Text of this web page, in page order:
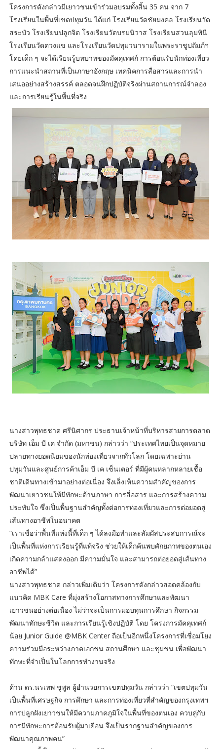
โครงการดังกล่าวมีเยาวชนเข้าร่วมอบรมทั้งสิ้น 35 คน จาก 7
โรงเรียนในพื้นที่เขตปทุมวัน ได้แก่ โรงเรียนวัดชัยมงคล โรงเรียนวัด
สระบัว โรงเรียนปลูกจิต โรงเรียนวัดบรมนิวาส โรงเรียนสวนลุมพินี
โรงเรียนวัดดวงแข และโรงเรียนวัดปทุมวนารามในพระราชูปถัมภ์ฯ
โดยเด็ก ๆ จะได้เรียนรู้บทบาทของมัคคุเทศก์ การต้อนรับนักท่องเที่ยว
การแนะนำสถานที่เป็นภาษาอังกฤษ เทคนิคการสื่อสารและการนำ
เสนออย่างสร้างสรรค์ ตลอดจนฝึกปฏิบัติจริงผ่านสถานการณ์จำลอง
และการเรียนรู้ในพื้นที่จริง
นางสาวพุทธชาด ศรีนิศากร ประธานเจ้าหน้าที่บริหารสายการตลาด
บริษัท เอ็ม บี เค จำกัด (มหาชน) กล่าวว่า “ประเทศไทยเป็นจุดหมาย
ปลายทางยอดนิยมของนักท่องเที่ยวจากทั่วโลก โดยเฉพาะย่าน
ปทุมวันและศูนย์การค้าเอ็ม บี เค เซ็นเตอร์ ที่มีผู้คนหลากหลายเชื้อ
ชาติเดินทางเข้ามาอย่างต่อเนื่อง จึงเล็งเห็นความสำคัญของการ
พัฒนาเยาวชนให้มีทักษะด้านภาษา การสื่อสาร และการสร้างความ
ประทับใจ ซึ่งเป็นพื้นฐานสำคัญทั้งต่อการท่องเที่ยวและการต่อยอดสู่
เส้นทางอาชีพในอนาคต
“เราเชื่อว่าพื้นที่แห่งนี้ที่เด็ก ๆ ได้ลงมือทำและสัมผัสประสบการณ์จะ
เป็นพื้นที่แห่งการเรียนรู้ที่แท้จริง ช่วยให้เด็กค้นพบศักยภาพของตนเอง
เกิดความกล้าแสดงออก มีความมั่นใจ และสามารถต่อยอดสู่เส้นทาง
อาชีพได้”
นางสาวพุทธชาด กล่าวเพิ่มเติมว่า โครงการดังกล่าวสอดคล้องกับ
แนวคิด MBK Care ที่มุ่งสร้างโอกาสทางการศึกษาและพัฒนา
เยาวชนอย่างต่อเนื่อง ไม่ว่าจะเป็นการมอบทุนการศึกษา กิจกรรม
พัฒนาทักษะชีวิต และการเรียนรู้เชิงปฏิบัติ โดย โครงการมัคคุเทศก์
น้อย Junior Guide @MBK Center ถือเป็นอีกหนึ่งโครงการที่เชื่อมโยง
ความร่วมมือระหว่างภาคเอกชน สถานศึกษา และชุมชน เพื่อพัฒนา
ทักษะที่จำเป็นในโลกการทำงานจริง
ด้าน ดร.นรเทพ ชูพูล ผู้อำนวยการเขตปทุมวัน กล่าวว่า “เขตปทุมวัน
เป็นพื้นที่เศรษฐกิจ การศึกษา และการท่องเที่ยวที่สำคัญของกรุงเทพฯ
การปลูกฝังเยาวชนให้มีความภาคภูมิใจในพื้นที่ของตนเอง ควบคู่กับ
การมีทักษะการต้อนรับผู้มาเยือน จึงเป็นรากฐานสำคัญของการ
พัฒนาคุณภาพคน”